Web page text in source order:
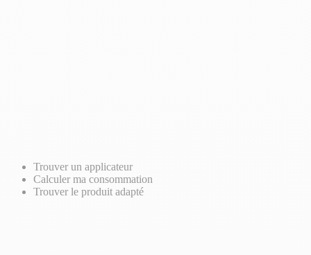
Trouver un applicateur
Calculer ma consommation
Trouver le produit adapté